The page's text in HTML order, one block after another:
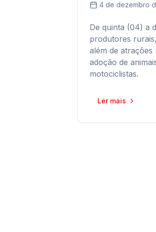
4 de dezembro
De quinta (04) a
produtores
além de atrações
adoção de
motociclistas.
Ler mais